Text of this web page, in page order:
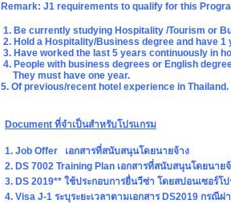
Remark: J1 requirements to qualify for this
1. Be currently studying Hospitality /Tourism or
2. Hold a Hospitality/Business degree and have
3. Have worked the last 5 years continuously in
4. People with business degrees or English
They must have one year.
5. Of previous/recent hotel experience in
Document ที่จำเป็นสำหรับโปรแกรม
1. Job Offer เอกสารที่สนับสนุนโดยนายจ้าง
2. DS 7002 Training Plan เอกสารที่สนับสนุนโดยนาย
3. DS 2019** ใช้ประกอบการยื่นวีซ่า โดยสปอนเซอร์โ
4. Visa J-1 ระบุระยะเวลาตามเอกสาร DS2019 กรณีผ่